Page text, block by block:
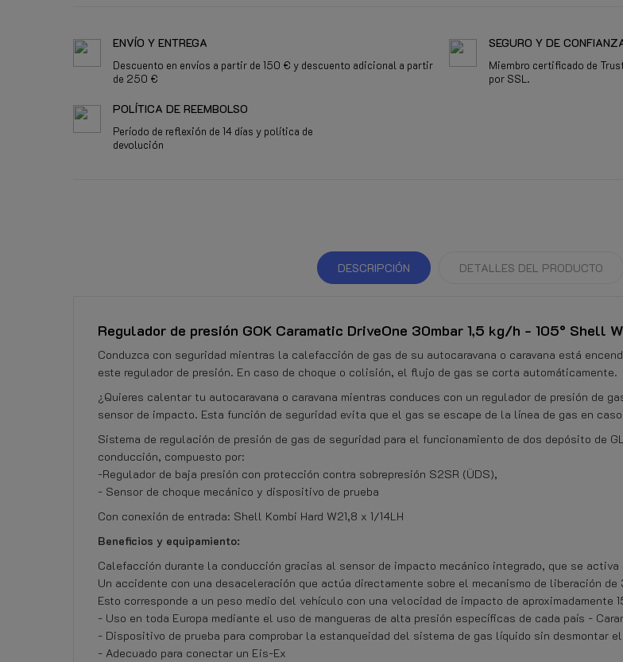
ENVÍO Y ENTREGA
Descuento en envíos a partir de 150 € y descuento adicional a partir
de 250 €
SEGURO Y DE
Miembro certificado de
por SSL.
POLÍTICA DE REEMBOLSO
Período de reflexión de 14 días y política de
devolución
DESCRIPCIÓN DETALLES DEL PRODUCTO
Regulador de presión GOK Caramatic DriveOne 30mbar 1,5 kg/h - 105° Shell
Conduzca con seguridad mientras la calefacción de gas de su autocaravana o caravana está
este regulador de presión. En caso de choque o colisión, el flujo de gas se corta automáticamente.
¿Quieres calentar tu autocaravana o caravana mientras conduces con un regulador de presión de
sensor de impacto. Esta función de seguridad evita que el gas se escape de la línea de gas en
Sistema de regulación de presión de gas de seguridad para el funcionamiento de dos depósito de
conducción, compuesto por:
-Regulador de baja presión con protección contra sobrepresión S2SR (ÜDS),
- Sensor de choque mecánico y dispositivo de prueba
Con conexión de entrada: Shell Kombi Hard W21,8 x 1/14LH
Beneficios y equipamiento:
Calefacción durante la conducción gracias al sensor de impacto mecánico integrado, que se activa
Un accidente con una desaceleración que actúa directamente sobre el mecanismo de liberación
Esto corresponde a un peso medio del vehículo con una velocidad de impacto de
- Uso en toda Europa mediante el uso de mangueras de alta presión específicas de cada país -
- Dispositivo de prueba para comprobar la estanqueidad del sistema de gas líquido sin desmontar
- Adecuado para conectar un Eis-Ex